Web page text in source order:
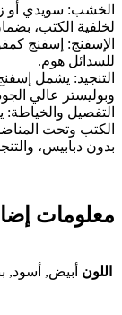
لخلفية الكتب، بضمان 10
للسدائل هوم.
وبوليستر عالي
التفصيل
الكتب وتحت
بدون دبابيس،
معلومات
اللون أبيض, أسود,